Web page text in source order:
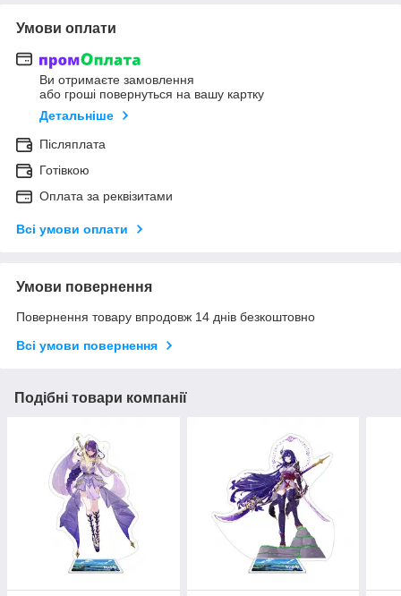
Умови оплати
Ви отримаєте замовлення
або гроші повернуться на вашу картку
Детальніше
Післяплата
Готівкою
Оплата за реквізитами
Всі умови оплати
Умови повернення
Повернення товару впродовж 14 днів безкоштовно
Всі умови повернення
Подібні товари компанії